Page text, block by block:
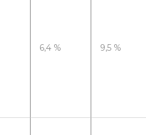
6,4 % 9,5 %